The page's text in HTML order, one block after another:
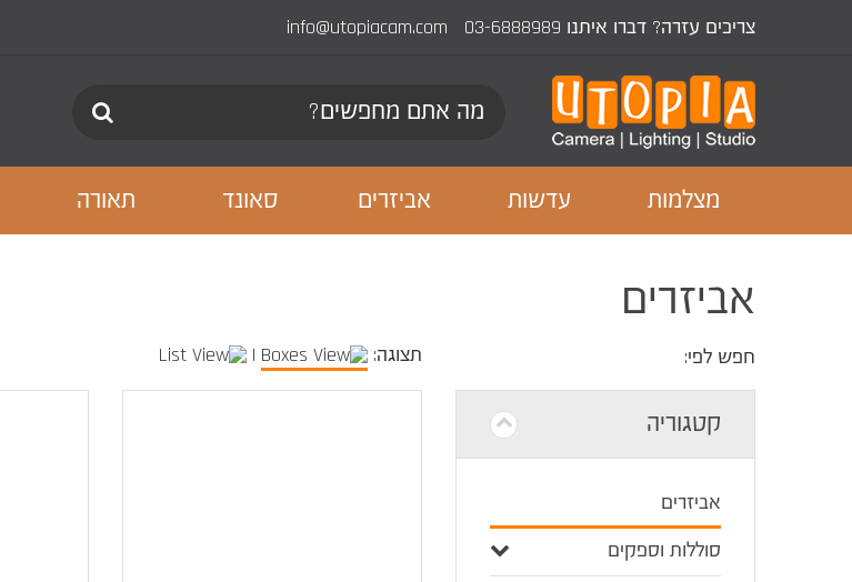
צריכים עזרה? דברו איתנו 03-6888989
info@utopiacam.com
מצלמות עדשות אביזרים סאונד תאורה
אביזרים
חפש לפי: תצוגה: |
קטגוריה
אביזרים
סוללות וספקים